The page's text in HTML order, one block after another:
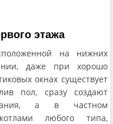
этажа
на нижних
даже при хорошо
окнах существует
пол, сразу создают
а в частном
любого типа,